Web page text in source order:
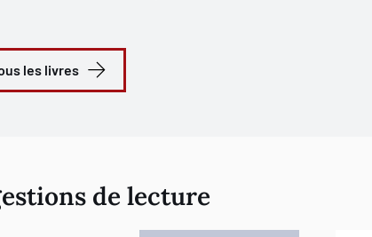
les livres
de lecture